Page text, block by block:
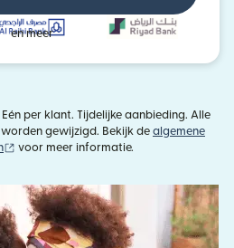
en meer
per klant. Tijdelijke aanbieding. Alle
gewijzigd. Bekijk de algemene
(wordt geopend in een nieuw venster)
voor meer informatie.